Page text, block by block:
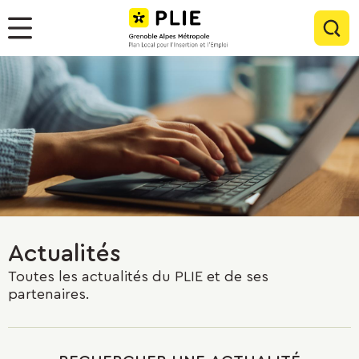
Panneau de gestion des cookies
Menu
Actualités
Toutes les actualités du PLIE et de ses
partenaires.